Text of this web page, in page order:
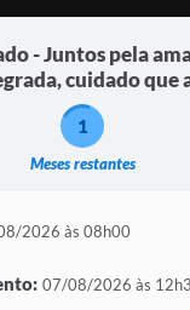
- Juntos pela
cuidado que
Meses restantes
1
2026 às 08h00
07/08/2026 às